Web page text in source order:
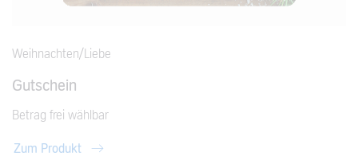
Weihnachten/Liebe
Gutschein
Betrag frei wählbar
Zum Produkt